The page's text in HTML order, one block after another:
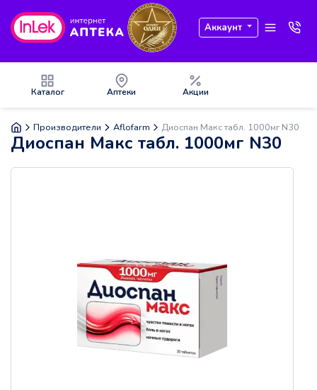
Аккаунт
Каталог Аптеки Акции
Производители Aflofarm Диоспан Макс табл. 1000мг N30
Диоспан Макс табл. 1000мг N30